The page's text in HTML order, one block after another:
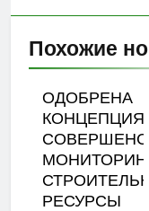
Похожие
ОДОБРЕНА
КОНЦЕПЦИЯ
РЕСУРСЫ